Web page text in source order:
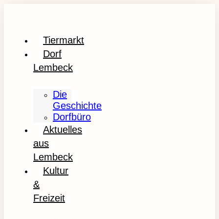
Tiermarkt
Dorf
Lembeck
Die
Geschichte
Dorfbüro
Aktuelles
aus
Lembeck
Kultur
&
Freizeit